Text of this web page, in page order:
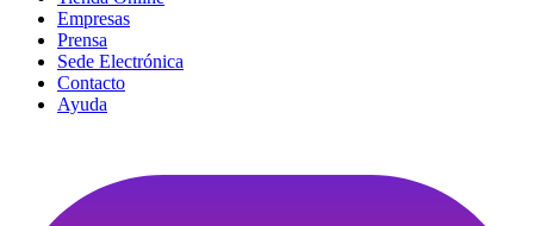
Empresas
Prensa
Sede Electrónica
Contacto
Ayuda